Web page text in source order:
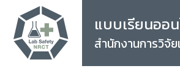
แบบเรียนออ
สำนักงานการวิจั